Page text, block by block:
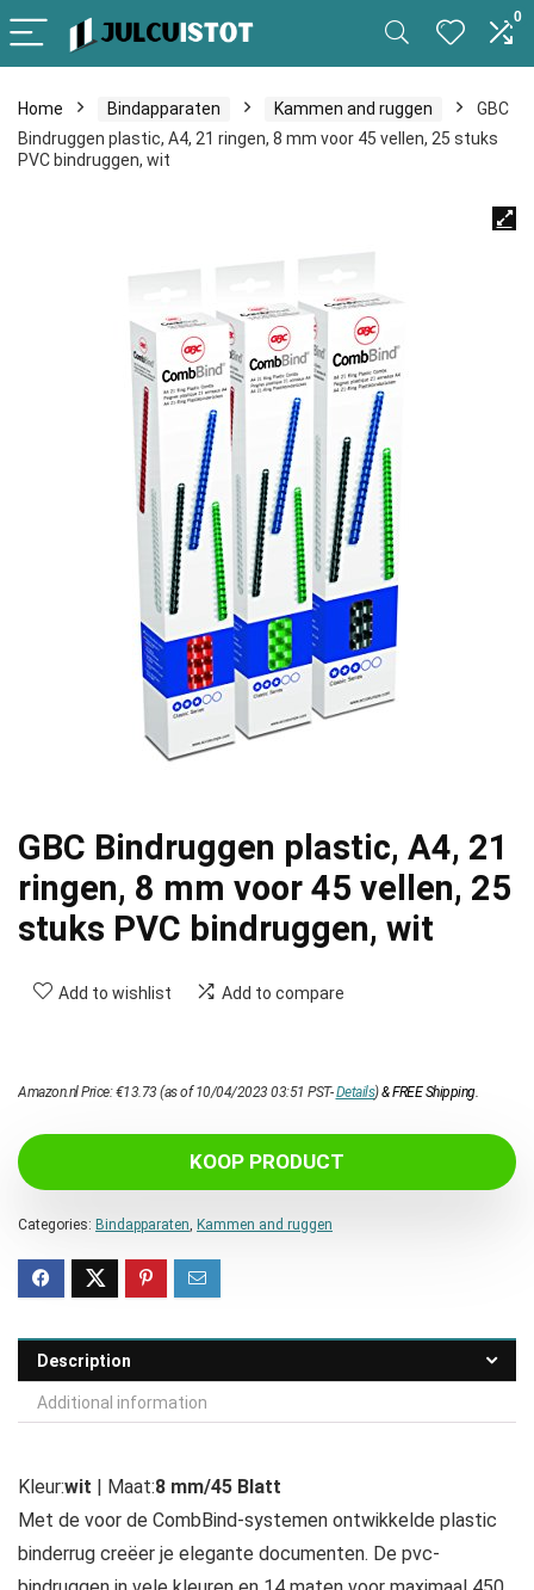
0
Home Bindapparaten Kammen and ruggen
GBC
Bindruggen plastic, A4, 21 ringen, 8 mm voor 45 vellen, 25 stuks
PVC bindruggen, wit
GBC Bindruggen plastic, A4, 21
ringen, 8 mm voor 45 vellen, 25
stuks PVC bindruggen, wit
Add to wishlist Add to compare
Amazon.nl Price:€13.73 (as of 10/04/2023 03:51 PST-Details)&FREE Shipping.
KOOP PRODUCT
Categories: Bindapparaten, Kammen and ruggen
Description
Additional information
Kleur:wit | Maat:8 mm/45 Blatt
Met de voor de CombBind-systemen ontwikkelde plastic
binderrug creëer je elegante documenten. De pvc-